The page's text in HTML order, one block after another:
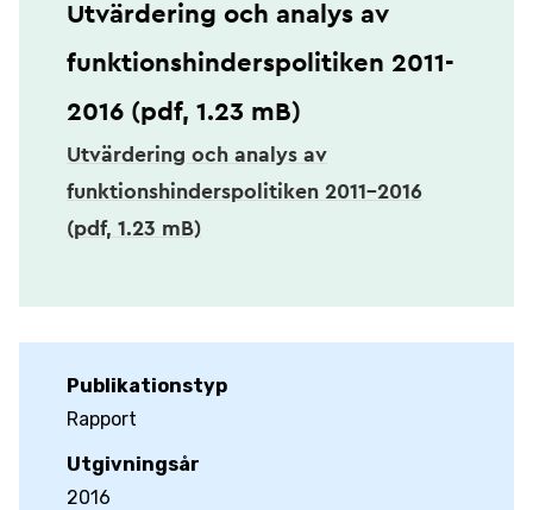
Utvärdering och analys av
funktionshinderspolitiken 2011-
2016 (pdf, 1.23 mB)
Utvärdering och analys av
funktionshinderspolitiken 2011-2016
(pdf, 1.23 mB)
Publikationstyp
Rapport
Utgivningsår
2016